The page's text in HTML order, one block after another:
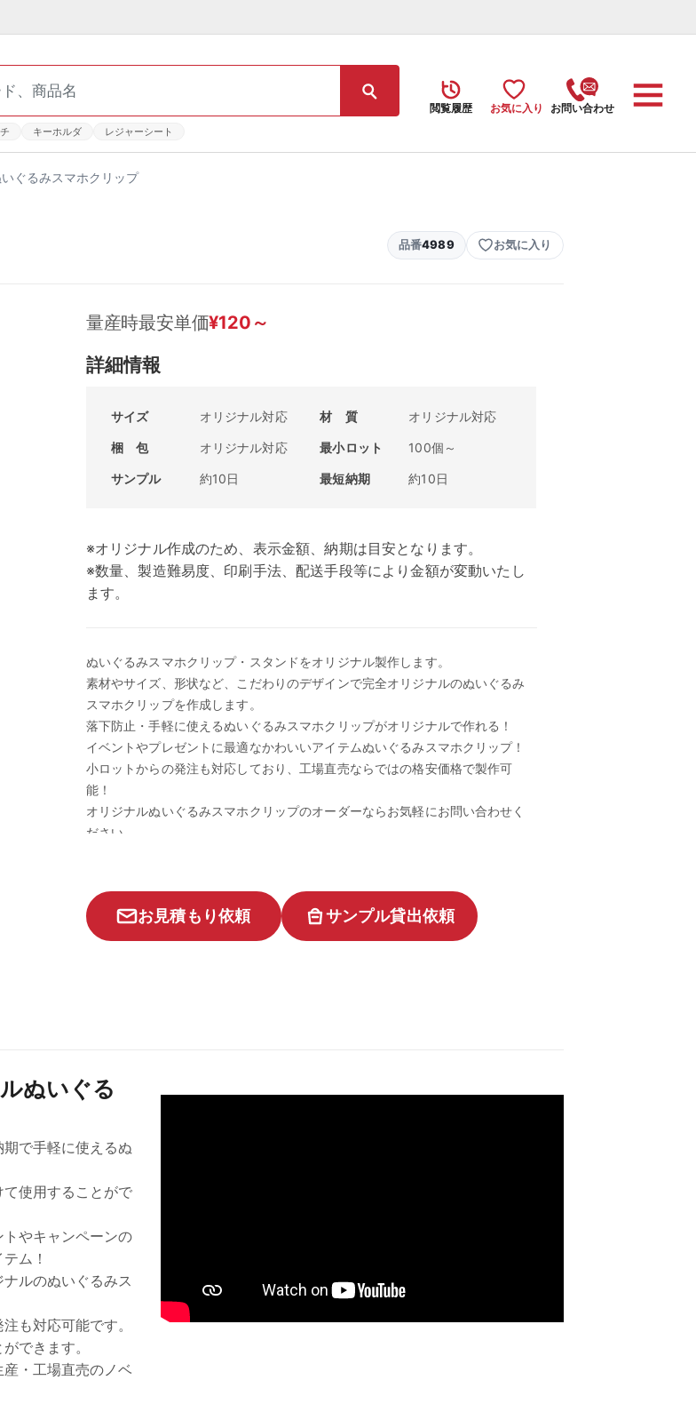
キーホルダ レジャーシート
閲覧履歴 お気に入り お問い合わせ
ぐるみスマホクリップ
品番4989 お気に入り
量産時最安単価¥120 ～
詳細情報
サイズ オリジナル対応 材 質 オリジナル対応
梱 包 オリジナル対応 最小ロット 100個～
サンプル 約10日 最短納期 約10日
※オリジナル作成のため、表示金額、納期は目安となります。
※数量、製造難易度、印刷手法、配送手段等により金額が変動いたし
ます。
ぬいぐるみスマホクリップ・スタンドをオリジナル製作します。
素材やサイズ、形状など、こだわりのデザインで完全オリジナルのぬいぐるみ
スマホクリップを作成します。
落下防止・手軽に使えるぬいぐるみスマホクリップがオリジナルで作れる！
イベントやプレゼントに最適なかわいいアイテムぬいぐるみスマホクリップ！
小ロットからの発注も対応しており、工場直売ならではの格安価格で製作可
能！
オリジナルぬいぐるみスマホクリップのオーダーならお気軽にお問い合わせく
ださい。
お見積もり依頼 サンプル貸出依頼
ぬいぐる
で手軽に使えるぬ
使用することがで
やキャンペーンの
ム！
ルのぬいぐるみス
も対応可能です。
できます。
・工場直売のノベ